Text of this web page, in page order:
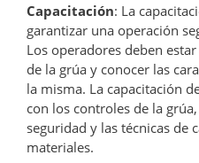
Capacitación: La
garantizar una operación
Los operadores deben
de la grúa y conocer las
la misma. La capacitación
con los controles de la
seguridad y las técnicas de
materiales.